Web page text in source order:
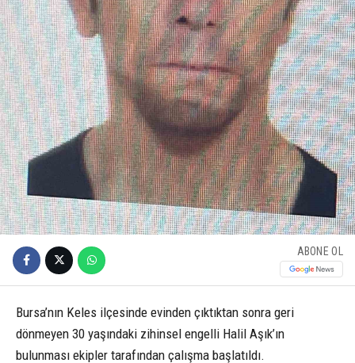
ABONE OL
Bursa’nın Keles ilçesinde evinden çıktıktan sonra geri
dönmeyen 30 yaşındaki zihinsel engelli Halil Aşık’ın
bulunması ekipler tarafından çalışma başlatıldı.